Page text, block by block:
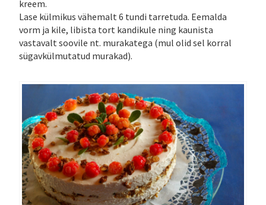
kreem.
Lase külmikus vähemalt 6 tundi tarretuda. Eemalda
vorm ja kile, libista tort kandikule ning kaunista
vastavalt soovile nt. murakatega (mul olid sel korral
sügavkülmutatud murakad).